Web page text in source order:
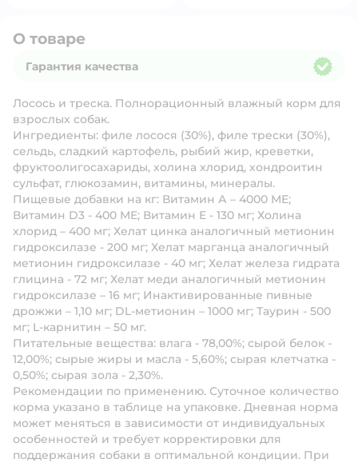
О товаре
Гарантия качества
Лосось и треска. Полнорационный влажный корм для
взрослых собак.
Ингредиенты: филе лосося (30%), филе трески (30%),
сельдь, сладкий картофель, рыбий жир, креветки,
фруктоолигосахариды, холина хлорид, хондроитин
сульфат, глюкозамин, витамины, минералы.
Пищевые добавки на кг: Витамин А – 4000 МЕ;
Витамин D3 - 400 МЕ; Витамин Е - 130 мг; Холина
хлорид – 400 мг; Хелат цинка аналогичный метионин
гидроксилазе - 200 мг; Хелат марганца аналогичный
метионин гидроксилазе - 40 мг; Хелат железа гидрата
глицина - 72 мг; Хелат меди аналогичный метионин
гидроксилазе – 16 мг; Инактивированные пивные
дрожжи – 1,10 мг; DL-метионин – 1000 мг; Таурин - 500
мг; L-карнитин – 50 мг.
Питательные вещества: влага - 78,00%; сырой белок -
12,00%; сырые жиры и масла - 5,60%; сырая клетчатка -
0,50%; сырая зола - 2,30%.
Рекомендации по применению. Суточное количество
корма указано в таблице на упаковке. Дневная норма
может меняться в зависимости от индивидуальных
особенностей и требует корректировки для
поддержания собаки в оптимальной кондиции. При